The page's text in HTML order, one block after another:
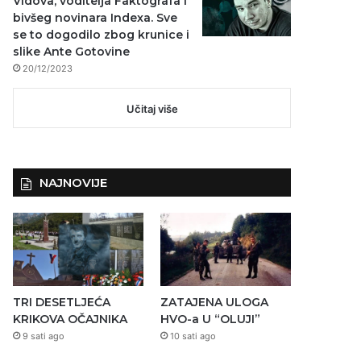
bivšeg novinara Indexa. Sve
se to dogodilo zbog krunice i
slike Ante Gotovine
20/12/2023
Učitaj više
NAJNOVIJE
TRI DESETLJEĆA
KRIKOVA OČAJNIKA
9 sati ago
ZATAJENA ULOGA
HVO-a U “OLUJI”
10 sati ago